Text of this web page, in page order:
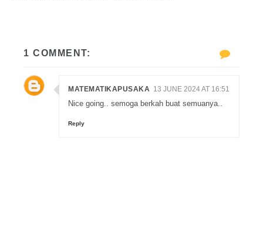
1 COMMENT:
MATEMATIKAPUSAKA 13 JUNE 2024 AT 16:51
Nice going.. semoga berkah buat semuanya..
Reply